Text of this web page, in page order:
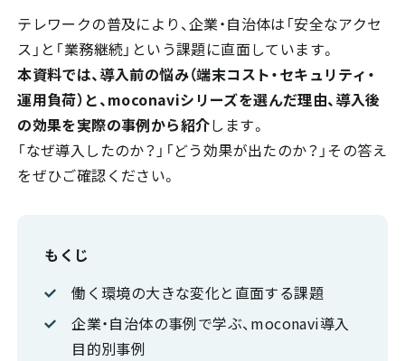
テレワークの普及により、企業・自治体は「安全なアクセ
ス」と「業務継続」という課題に直面しています。
本資料では、導入前の悩み（端末コスト・セキュリティ・
運用負荷）と、moconaviシリーズを選んだ理由、導入後
の効果を実際の事例から紹介します。
「なぜ導入したのか？」「どう効果が出たのか？」その答え
をぜひご確認ください。
もくじ
働く環境の大きな変化と直面する課題
企業・自治体の事例で学ぶ、moconavi導入
目的別事例